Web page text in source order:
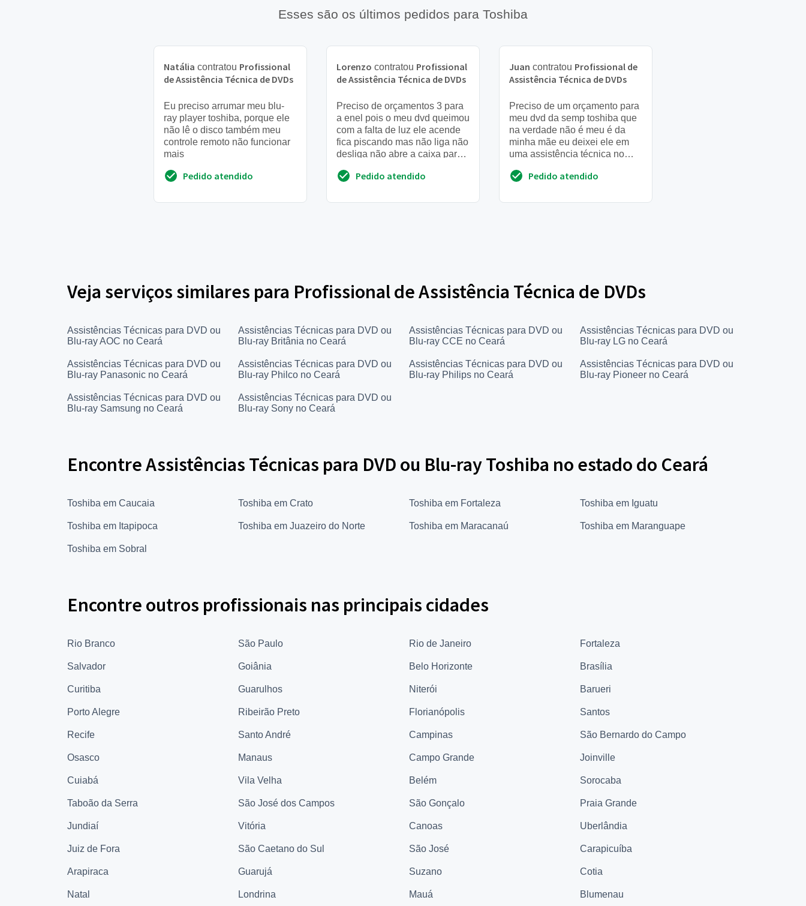
Esses são os últimos pedidos para Toshiba
Natália contratou Profissional
de Assistência Técnica de DVDs
Eu preciso arrumar meu blu-
ray player toshiba, porque ele
não lê o disco também meu
controle remoto não funcionar
mais
Pedido atendido
Lorenzo contratou Profissional
de Assistência Técnica de DVDs
Preciso de orçamentos 3 para
a enel pois o meu dvd queimou
com a falta de luz ele acende
fica piscando mas não liga não
desliga não abre a caixa para
do tel...Pedido atendido
Juan contratou Profissional de
Assistência Técnica de DVDs
Preciso de um orçamento para
meu dvd da semp toshiba que
na verdade não é meu é da
minha mãe eu deixei ele em
uma assistência técnica no
carijós no final do mês...
Pedido atendido
Veja serviços similares para Profissional de Assistência Técnica de DVDs
Assistências Técnicas para DVD ou
Blu-ray AOC no Ceará
Assistências Técnicas para DVD ou
Blu-ray Britânia no Ceará
Assistências Técnicas para DVD ou
Blu-ray CCE no Ceará
Assistências Técnicas para DVD ou
Blu-ray LG no Ceará
Assistências Técnicas para DVD ou
Blu-ray Panasonic no Ceará
Assistências Técnicas para DVD ou
Blu-ray Philco no Ceará
Assistências Técnicas para DVD ou
Blu-ray Philips no Ceará
Assistências Técnicas para DVD ou
Blu-ray Pioneer no Ceará
Assistências Técnicas para DVD ou
Blu-ray Samsung no Ceará
Assistências Técnicas para DVD ou
Blu-ray Sony no Ceará
Encontre Assistências Técnicas para DVD ou Blu-ray Toshiba no estado do Ceará
Toshiba em Caucaia Toshiba em Crato Toshiba em Fortaleza Toshiba em Iguatu
Toshiba em Itapipoca Toshiba em Juazeiro do Norte Toshiba em Maracanaú Toshiba em Maranguape
Toshiba em Sobral
Encontre outros profissionais nas principais cidades
Rio Branco São Paulo Rio de Janeiro Fortaleza
Salvador Goiânia Belo Horizonte Brasília
Curitiba Guarulhos Niterói Barueri
Porto Alegre Ribeirão Preto Florianópolis Santos
Recife Santo André Campinas São Bernardo do Campo
Osasco Manaus Campo Grande Joinville
Cuiabá Vila Velha Belém Sorocaba
Taboão da Serra São José dos Campos São Gonçalo Praia Grande
Jundiaí Vitória Canoas Uberlândia
Juiz de Fora São Caetano do Sul São José Carapicuíba
Arapiraca Guarujá Suzano Cotia
Natal Londrina Mauá Blumenau